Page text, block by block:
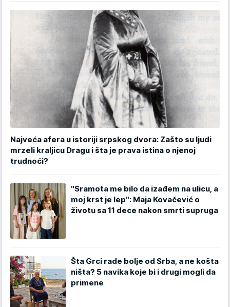
Najveća afera u istoriji srpskog dvora: Zašto su ljudi
mrzeli kraljicu Dragu i šta je prava istina o njenoj
trudnoći?
"Sramota me bilo da izađem na ulicu, a
moj krst je lep": Maja Kovačević o
životu sa 11 dece nakon smrti supruga
Šta Grci rade bolje od Srba, a ne košta
ništa? 5 navika koje bi i drugi mogli da
primene